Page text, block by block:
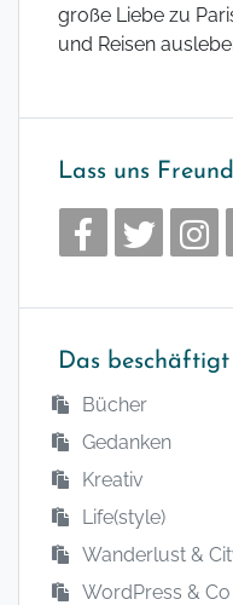
große Liebe zu
und Reisen
Lass uns
Das
Bücher
Gedanken
Kreativ
Life(style)
Wanderlust &
WordPress & Co